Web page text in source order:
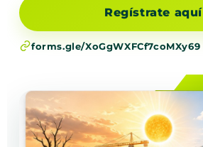
Regístrate aquí
forms.gle/XoGgWXFCf7coMXy69